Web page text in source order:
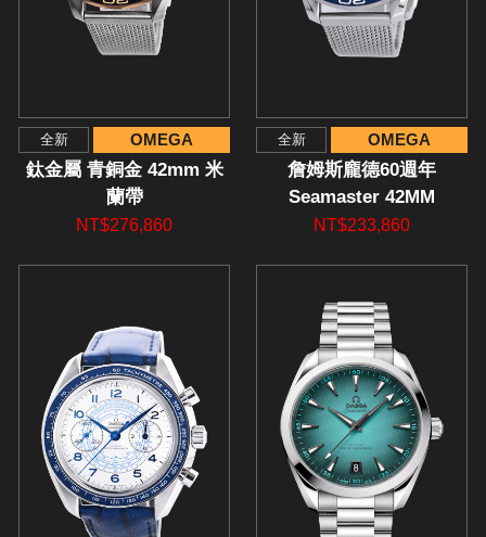
全新 OMEGA
鈦金屬 青銅金 42mm 米
蘭帶
NT$276,860
全新 OMEGA
詹姆斯龐德60週年
Seamaster 42MM
NT$233,860